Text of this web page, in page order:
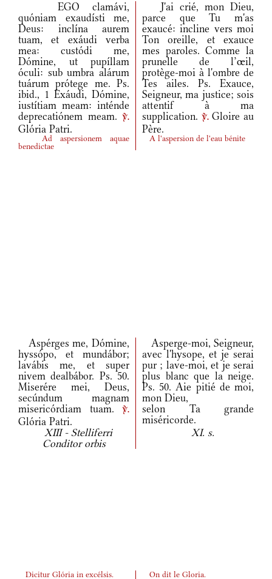
EGO clamávi,
quóniam exaudísti me,
Deus: inclína aurem
tuam, et exáudi verba
mea: custódi me,
Dómine, ut pupíllam
óculi: sub umbra alárum
tuárum prótege me. Ps.
ibid., 1 Exáudi, Dómine,
iustítiam meam: inténde
deprecatiónem meam. v.
Glória Patri.
J'ai crié, mon Dieu,
parce que Tu m'as
exaucé: incline vers moi
Ton oreille, et exauce
mes paroles. Comme la
prunelle de l’œil,
protège-moi à l'ombre de
Tes ailes. Ps. Exauce,
Seigneur, ma justice; sois
attentif à ma
supplication. v.Gloire au
Père.
Ad aspersionem aquae
benedictae
A l'aspersion de l'eau bénite
Aspérges me, Dómine,
hyssópo, et mundábor;
lavábis me, et super
nivem dealbábor. Ps. 50.
Miserére mei, Deus,
secúndum magnam
misericórdiam tuam.
v.
Glória Patri.
Asperge-moi, Seigneur,
avec l'hysope, et je serai
pur ; lave-moi, et je serai
plus blanc que la neige.
Ps. 50. Aie pitié de moi,
mon Dieu,
selon Ta grande
miséricorde.
XIII - Stelliferri
Conditor orbis
XI. s.
Dicitur Glória in excélsis. On dit le Gloria.